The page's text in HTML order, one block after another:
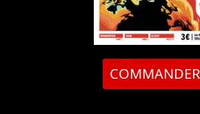
COMMANDER